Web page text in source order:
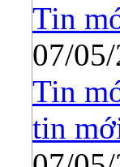
Tin
07/
Tin
tin